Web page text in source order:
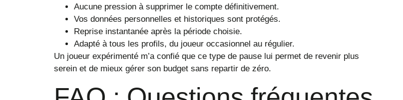
Aucune pression à supprimer le compte définitivement.
Vos données personnelles et historiques sont protégés.
Reprise instantanée après la période choisie.
Adapté à tous les profils, du joueur occasionnel au régulier.
Un joueur expérimenté m’a confié que ce type de pause lui permet de revenir plus
serein et de mieux gérer son budget sans repartir de zéro.